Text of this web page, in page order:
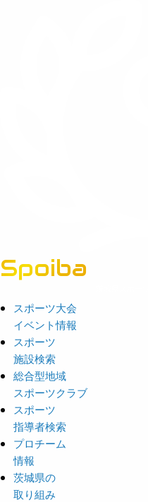
Spoiba
スポーツ大会
イベント情報
スポーツ
施設検索
総合型地域
スポーツクラブ
スポーツ
指導者検索
プロチーム
情報
茨城県の
取り組み